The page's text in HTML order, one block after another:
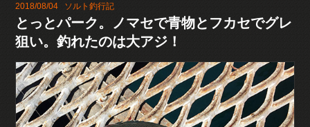
2018/08/04 ソルト釣行記
とっとパーク。ノマセで青物とフカセでグレ
狙い。釣れたのは大アジ！